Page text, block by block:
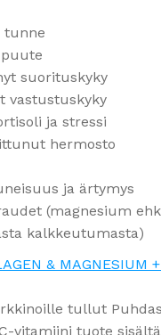
tunne
suorituskyky
vastustuskyky
ja stressi
hermosto
ja ärtymys
(magnesium
kalkkeutumasta)
& MAGNESIUM
tullut Puhdas
vitamiini tuote